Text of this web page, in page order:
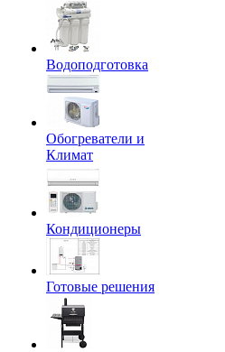
Водоподготовка
Обогреватели и
Климат
Кондиционеры
Готовые решения